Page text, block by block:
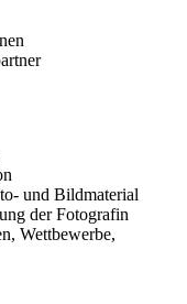
und Bildmaterial
der Fotografin
Wettbewerbe,